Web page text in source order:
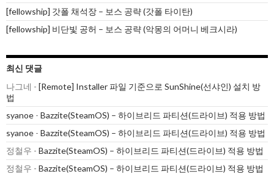
[fellowship] 갓폴 채석장 – 보스 공략 (갓폴 타이탄)
[fellowship] 비단빛 공허 – 보스 공략 (악몽의 어머니 베크시라)
최신 댓글
나그네 - [Remote] Installer 파일 기준으로 SunShine(선샤인) 설치 방
법
syanoe - Bazzite(SteamOS) – 하이브리드 파티션(드라이브) 적용 방법
syanoe - Bazzite(SteamOS) – 하이브리드 파티션(드라이브) 적용 방법
정철우 - Bazzite(SteamOS) – 하이브리드 파티션(드라이브) 적용 방법
정철우 - Bazzite(SteamOS) – 하이브리드 파티션(드라이브) 적용 방법